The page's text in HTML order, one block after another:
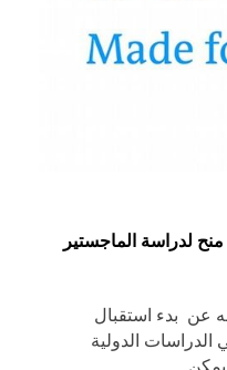
أكاديمية دويتشه فيله توفر ١٠ منح لدراسة الماجستير
عن بدء استقبال
الدراسات الدولية
...